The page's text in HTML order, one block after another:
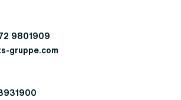
9801909
gruppe.com